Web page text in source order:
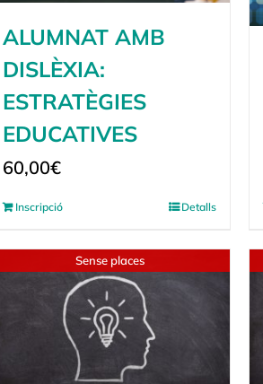
ALUMNAT AMB
DISLÈXIA:
ESTRATÈGIES
EDUCATIVES
60,00€
Inscripció Detalls
Sense places